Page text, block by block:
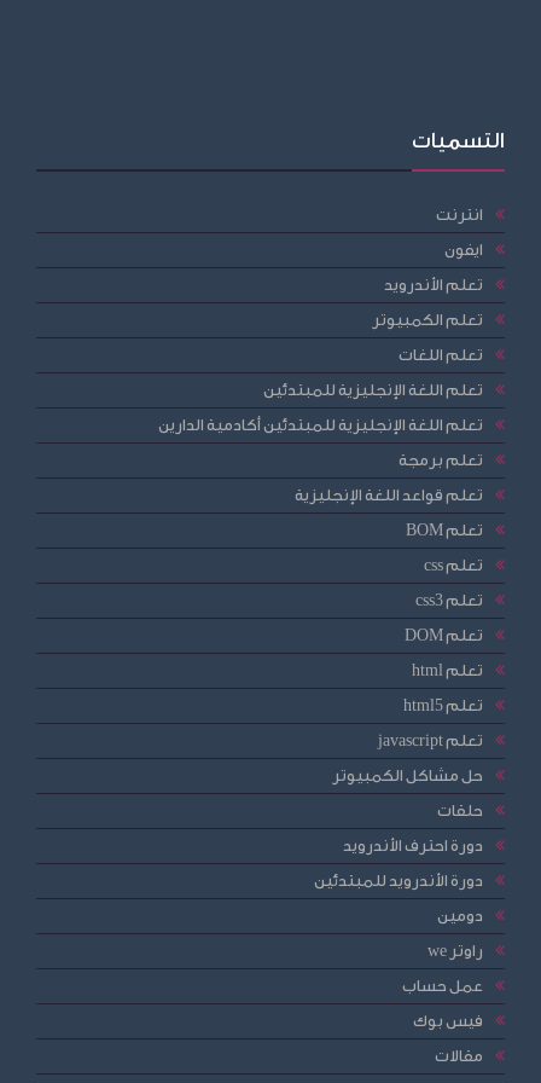
التسميات
انترنت
ايفون
تعلم الأندرويد
تعلم الكمبيوتر
تعلم اللغات
تعلم اللغة الإنجليزية للمبتدئين
تعلم اللغة الإنجليزية للمبتدئين أكادمية الدارين
تعلم برمجة
تعلم قواعد اللغة الإنجليزية
تعلم BOM
تعلم css
تعلم css3
تعلم DOM
تعلم html
تعلم html5
تعلم javascript
حل مشاكل الكمبيوتر
حلقات
دورة احترف الأندرويد
دورة الأندرويد للمبتدئين
دومين
راوتر we
عمل حساب
فيس بوك
مقالات